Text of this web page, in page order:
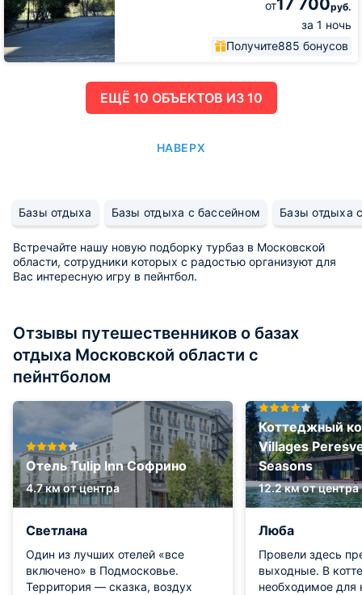
от17 700руб.
за 1 ночь
Получите885 бонусов
ЕЩË 10 ОБЪЕКТОВ ИЗ 10
НАВЕРХ
Базы отдыха Базы отдыха с бассейном Базы отдыха
Встречайте нашу новую подборку турбаз в Московской
области, сотрудники которых с радостью организуют для
Вас интересную игру в пейнтбол.
Отзывы путешественников о базах
отдыха Московской области с
пейнтболом
Отель Tulip Inn Софрино
4.7 км от центра
Светлана
Один из лучших отелей «все
включено» в Подмосковье.
Территория — сказка, воздух
Коттеджный
Villages
Seasons
12.2 км от центра
Люба
Провели здесь
выходные. В
необходимое для